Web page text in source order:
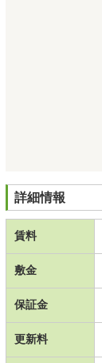
詳細情報
賃料
敷金
保証金
更新料